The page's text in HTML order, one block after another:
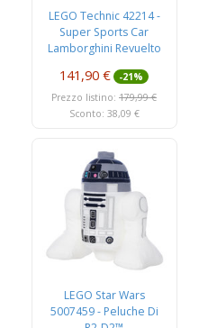
LEGO Technic 42214 -
Super Sports Car
Lamborghini Revuelto
141,90 €
-21%
Prezzo listino: 179,99 €
Sconto: 38,09 €
LEGO Star Wars
5007459 - Peluche Di